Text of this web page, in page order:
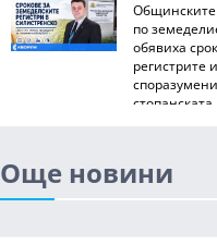
Общинските
по
обявиха
регистрите и
стопанската
Още новини